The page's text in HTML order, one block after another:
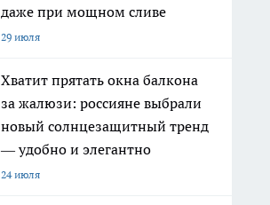
даже при мощном сливе
29 июля
Хватит прятать окна балкона
за жалюзи: россияне выбрали
новый солнцезащитный тренд
— удобно и элегантно
24 июля